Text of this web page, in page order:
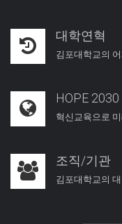
대학연혁
김포대학교의
HOPE 2030
혁신교육으로
조직/기관
김포대학교의